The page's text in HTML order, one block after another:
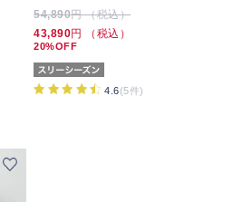
54,890円 （税込）
43,890円 （税込）
20%OFF
4.6(5件)